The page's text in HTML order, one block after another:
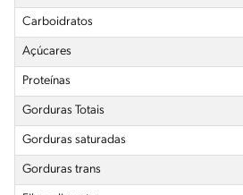
Carboidratos
Açúcares
Proteínas
Gorduras Totais
Gorduras saturadas
Gorduras trans